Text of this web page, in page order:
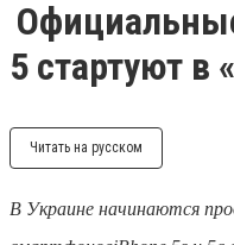
5 стартуют в
Читать на русском
В Украине начинаются